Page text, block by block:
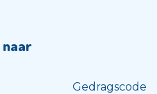
naar
Gedragscode